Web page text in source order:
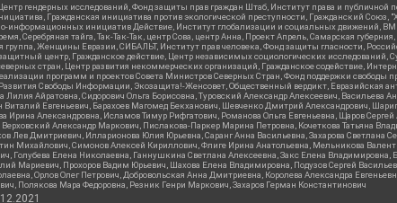
гендерных исследований, Фонд защиты прав граждан Штаб, Институт права и
Гражданская инициатива против экологической преступности, Гражданский
инициатив Действие, Институт глобализации и социальных движений,
Серебряная тайга, Так-Так-Так, центр Сова, центр Анна, Проект Апрель, Самарская
Женщины Евразии, СИБАЛЬТ, Институт прав человека, Фонд защиты гласности,
центр, Гражданское действие, Центр независимых социологических
стран, Центр развития некоммерческих организаций, Гражданское содействие,
программ и проектов Совета Министров Северных Стран, Фонд поддержки
Свободы Информации, Экозащита!-Женсовет, Общественный вердикт, Евразийская
Айратовна, Сидорович Ольга Борисовна, Туровский Александр Алексеевич, Васильева
Виталий Евгеньевич, Барахоев Магомед Бекханович, Шевченко Дмитрий Александрович,
Ирина Александровна, Исламов Тимур Рифгатович, Романова Ольга Евгеньевна, Щаров
Александр Маркович, Пислакова-Паркер Марина Петровна, Кочеткова Татьяна
Лев Дмитриевич, Илларионова Юлия Юрьевна, Саранг Анна Васильевна, Захарова
Михайлович, Симонов Алексей Кириллович, Флиге Ирина Анатольевна, Мельникова
Голубева Елена Николаевна, Ганнушкина Светлана Алексеевна, Закс Елена
Мариевич, Прохоров Вадим Юрьевич, Шахова Елена Владимировна, Подузов Сергей
Орлов Олег Петрович, Добровольская Анна Дмитриевна, Королева Александра
Полякова Мара Федоровна, Резник Генри Маркович, Захаров Герман Константинович